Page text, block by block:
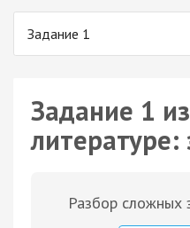
Задание 1
Задание 1
литературе:
Разбор сложных